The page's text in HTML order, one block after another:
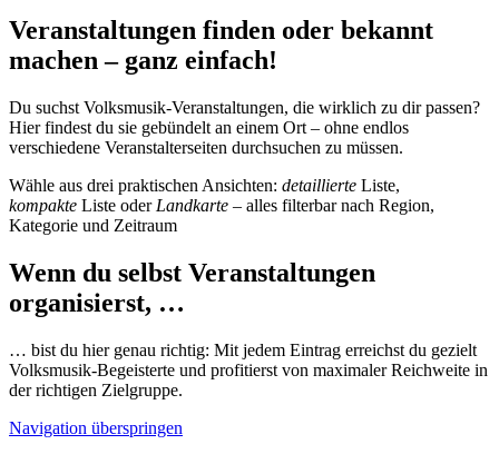
Veranstaltungen finden oder bekannt
machen – ganz einfach!
Du suchst Volksmusik-Veranstaltungen, die wirklich zu dir passen?
Hier findest du sie gebündelt an einem Ort – ohne endlos
verschiedene Veranstalterseiten durchsuchen zu müssen.
Wähle aus drei praktischen Ansichten: detaillierte Liste,
kompakte Liste oder Landkarte – alles filterbar nach Region,
Kategorie und Zeitraum
Wenn du selbst Veranstaltungen
organisierst, …
… bist du hier genau richtig: Mit jedem Eintrag erreichst du gezielt
Volksmusik-Begeisterte und profitierst von maximaler Reichweite in
der richtigen Zielgruppe.
Navigation überspringen